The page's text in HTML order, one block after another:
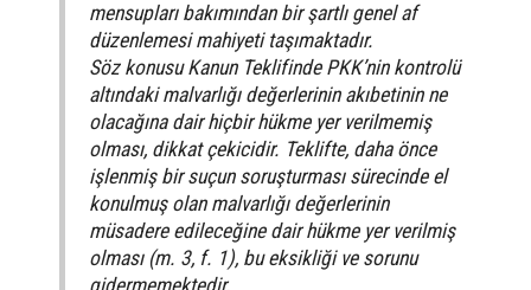
mensupları bakımından bir şartlı genel af
düzenlemesi mahiyeti taşımaktadır.
Söz konusu Kanun Teklifinde PKK’nin kontrolü
altındaki malvarlığı değerlerinin akıbetinin ne
olacağına dair hiçbir hükme yer verilmemiş
olması, dikkat çekicidir. Teklifte, daha önce
işlenmiş bir suçun soruşturması sürecinde el
konulmuş olan malvarlığı değerlerinin
müsadere edileceğine dair hükme yer verilmiş
olması (m. 3, f. 1), bu eksikliği ve sorunu